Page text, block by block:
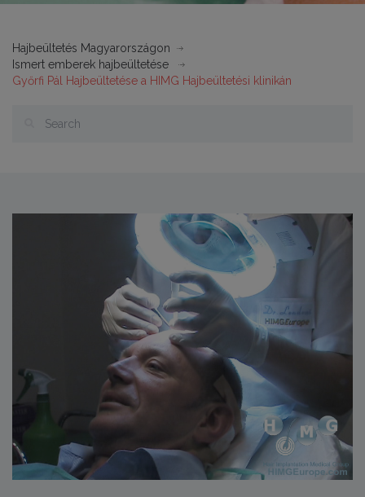
Hajbeültetés Magyarországon
Ismert emberek hajbeültetése
Győrfi Pál Hajbeültetése a HIMG Hajbeültetési klinikán